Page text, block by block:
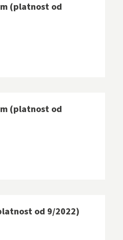
(platnost od
(platnost od
od 9/2022)